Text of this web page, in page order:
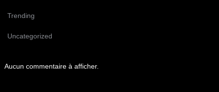
Trending
Uncategorized
Aucun commentaire à afficher.